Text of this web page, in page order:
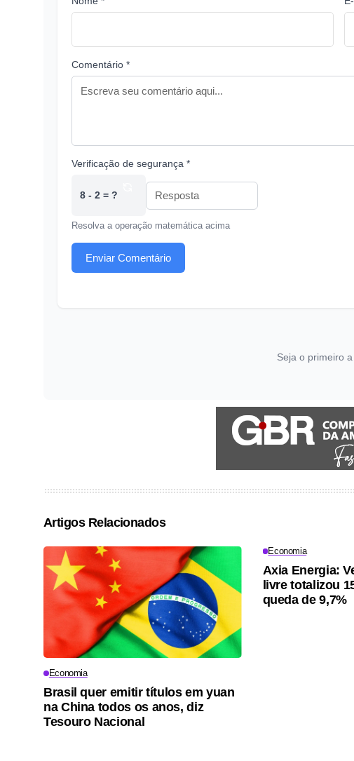
Comentário *
Verificação de segurança *
8 - 2 = ?
Resolva a operação matemática acima
Enviar Comentário
Seja o primeiro
Artigos Relacionados
Economia
Brasil quer emitir títulos em yuan
na China todos os anos, diz
Tesouro Nacional
Economia
Axia Energia:
livre totalizou
queda de 9,7%